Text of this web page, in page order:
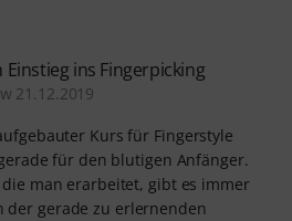
ins Fingerpicking
21.12.2019
Kurs für Fingerstyle
für den blutigen Anfänger.
man erarbeitet, gibt es immer
der gerade zu erlernenden